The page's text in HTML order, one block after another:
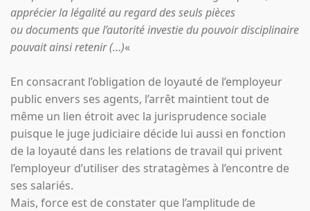
apprécier la légalité au regard des seuls pièces
ou documents que l’autorité investie du pouvoir disciplinaire
pouvait ainsi retenir (…)«
En consacrant l’obligation de loyauté de l’employeur
public envers ses agents, l’arrêt maintient tout de
même un lien étroit avec la jurisprudence sociale
puisque le juge judiciaire décide lui aussi en fonction
de la loyauté dans les relations de travail qui privent
l’employeur d’utiliser des stratagèmes à l’encontre de
ses salariés.
Mais, force est de constater que l’amplitude de